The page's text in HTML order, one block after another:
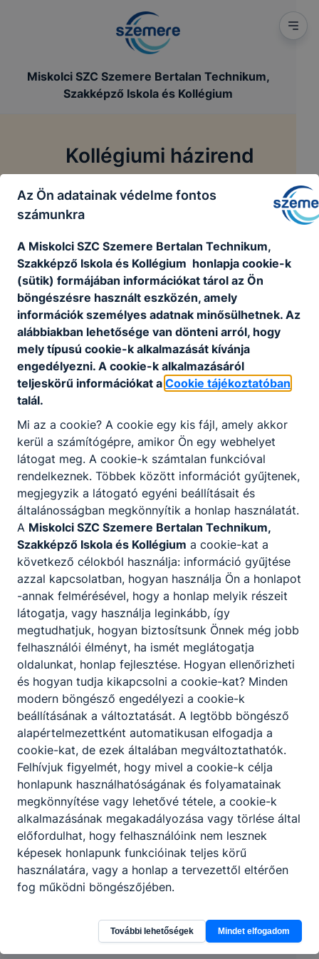
Miskolci SZC Szemere Bertalan Technikum,
Szakképző Iskola és Kollégium
Kollégiumi házirend
Főoldal / Kollégiumi házirend
Kollégiumi házirend
Kollégiumi házirend
Letöltés
Partnereink
Miskolci SZC Szemere Bertalan
Technikum, Szakképző Iskola és Kollégium
KRÉTA
Az Ön adatainak védelme fontos
számunkra
A Miskolci SZC Szemere Bertalan Technikum,
Szakképző Iskola és Kollégium honlapja cookie-k
(sütik) formájában információkat tárol az Ön
böngészésre használt eszközén, amely
információk személyes adatnak minősülhetnek. Az
alábbiakban lehetősége van dönteni arról, hogy
mely típusú cookie-k alkalmazását kívánja
engedélyezni. A cookie-k alkalmazásáról
teljeskörű információkat a Cookie tájékoztatóban
talál.
Mi az a cookie? A cookie egy kis fájl, amely akkor
kerül a számítógépre, amikor Ön egy webhelyet
látogat meg. A cookie-k számtalan funkcióval
rendelkeznek. Többek között információt gyűjtenek,
megjegyzik a látogató egyéni beállításait és
általánosságban megkönnyítik a honlap használatát.
A Miskolci SZC Szemere Bertalan Technikum,
Szakképző Iskola és Kollégium a cookie-kat a
következő célokból használja: információ gyűjtése
azzal kapcsolatban, hogyan használja Ön a honlapot
-annak felmérésével, hogy a honlap melyik részeit
látogatja, vagy használja leginkább, így
megtudhatjuk, hogyan biztosítsunk Önnek még jobb
felhasználói élményt, ha ismét meglátogatja
oldalunkat, honlap fejlesztése. Hogyan ellenőrizheti
és hogyan tudja kikapcsolni a cookie-kat? Minden
modern böngésző engedélyezi a cookie-k
beállításának a változtatását. A legtöbb böngésző
alapértelmezettként automatikusan elfogadja a
cookie-kat, de ezek általában megváltoztathatók.
Felhívjuk figyelmét, hogy mivel a cookie-k célja
honlapunk használhatóságának és folyamatainak
megkönnyítése vagy lehetővé tétele, a cookie-k
alkalmazásának megakadályozása vagy törlése által
előfordulhat, hogy felhasználóink nem lesznek
képesek honlapunk funkcióinak teljes körű
használatára, vagy a honlap a tervezettől eltérően
fog működni böngészőjében.
További lehetőségek Mindet elfogadom